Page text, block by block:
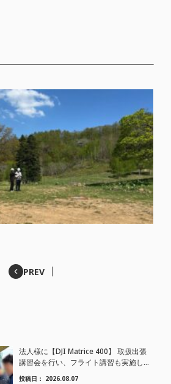
PREV
法人様に【DJI Matrice 400】 取扱出張
講習会を行い、フライト講習も実施しま
した。
投稿日： 2026.08.07